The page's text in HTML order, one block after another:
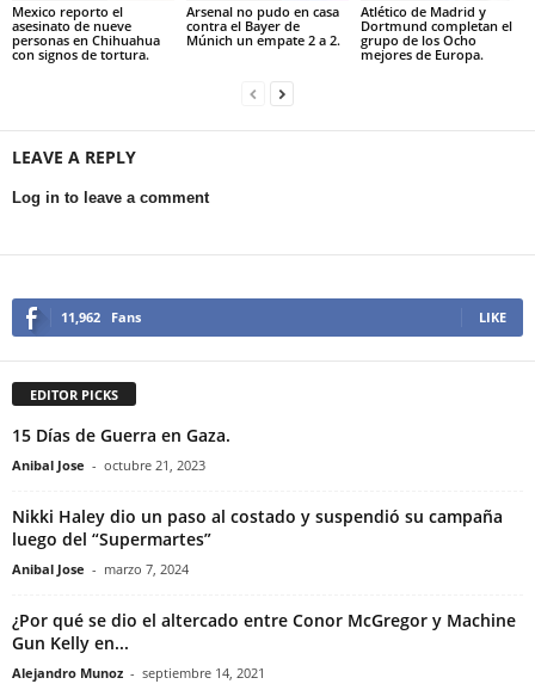
Mexico reporto el
asesinato de nueve
personas en Chihuahua
con signos de tortura.
Arsenal no pudo en casa
contra el Bayer de
Múnich un empate 2 a 2.
Atlético de Madrid y
Dortmund completan el
grupo de los Ocho
mejores de Europa.
LEAVE A REPLY
Log in to leave a comment
11,962 Fans LIKE
EDITOR PICKS
15 Días de Guerra en Gaza.
Anibal Jose - octubre 21, 2023
Nikki Haley dio un paso al costado y suspendió su campaña
luego del “Supermartes”
Anibal Jose - marzo 7, 2024
¿Por qué se dio el altercado entre Conor McGregor y Machine
Gun Kelly en...
Alejandro Munoz - septiembre 14, 2021